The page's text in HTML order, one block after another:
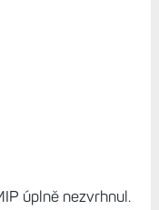
úplně nezvrhnul.